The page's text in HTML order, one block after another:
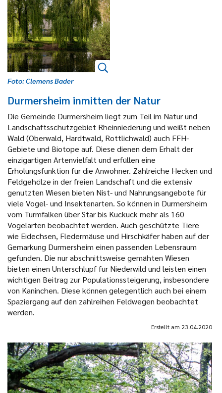
Foto: Clemens Bader
Durmersheim inmitten der Natur
Die Gemeinde Durmersheim liegt zum Teil im Natur und
Landschaftsschutzgebiet Rheinniederung und weißt neben
Wald (Oberwald, Hardtwald, Rottlichwald) auch FFH-
Gebiete und Biotope auf. Diese dienen dem Erhalt der
einzigartigen Artenvielfalt und erfüllen eine
Erholungsfunktion für die Anwohner. Zahlreiche Hecken und
Feldgehölze in der freien Landschaft und die extensiv
genutzten Wiesen bieten Nist- und Nahrungsangebote für
viele Vogel- und Insektenarten. So können in Durmersheim
vom Turmfalken über Star bis Kuckuck mehr als 160
Vogelarten beobachtet werden. Auch geschützte Tiere
wie Eidechsen, Fledermäuse und Hirschkäfer haben auf der
Gemarkung Durmersheim einen passenden Lebensraum
gefunden. Die nur abschnittsweise gemähten Wiesen
bieten einen Unterschlupf für Niederwild und leisten einen
wichtigen Beitrag zur Populationssteigerung, insbesondere
von Kaninchen. Diese können gelegentlich auch bei einem
Spaziergang auf den zahlreihen Feldwegen beobachtet
werden.
Erstellt am 23.04.2020